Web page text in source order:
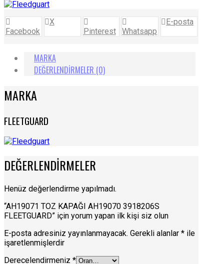
Facebook
X
Pinterest
Whatsapp
E-posta
MARKA
DEĞERLENDIRMELER (0)
MARKA
FLEETGUARD
DEĞERLENDIRMELER
Henüz değerlendirme yapılmadı.
“AH19071 TOZ KAPAĞI AH19070 3918206S
FLEETGUARD” için yorum yapan ilk kişi siz olun
E-posta adresiniz yayınlanmayacak. Gerekli alanlar * ile
işaretlenmişlerdir
Derecelendirmeniz *